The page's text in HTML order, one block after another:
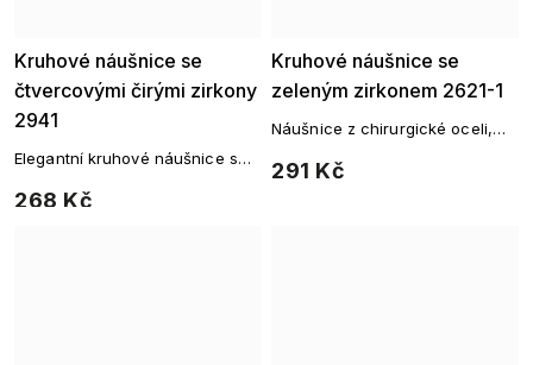
Kruhové náušnice se
čtvercovými čirými zirkony
2941
268 Kč
Elegantní kruhové náušnice s
dokonalý lesk každý den.
Kruhové náušnice se
zeleným zirkonem 2621-1
291 Kč
Náušnice z chirurgické oceli,
zeleným zirkonem.